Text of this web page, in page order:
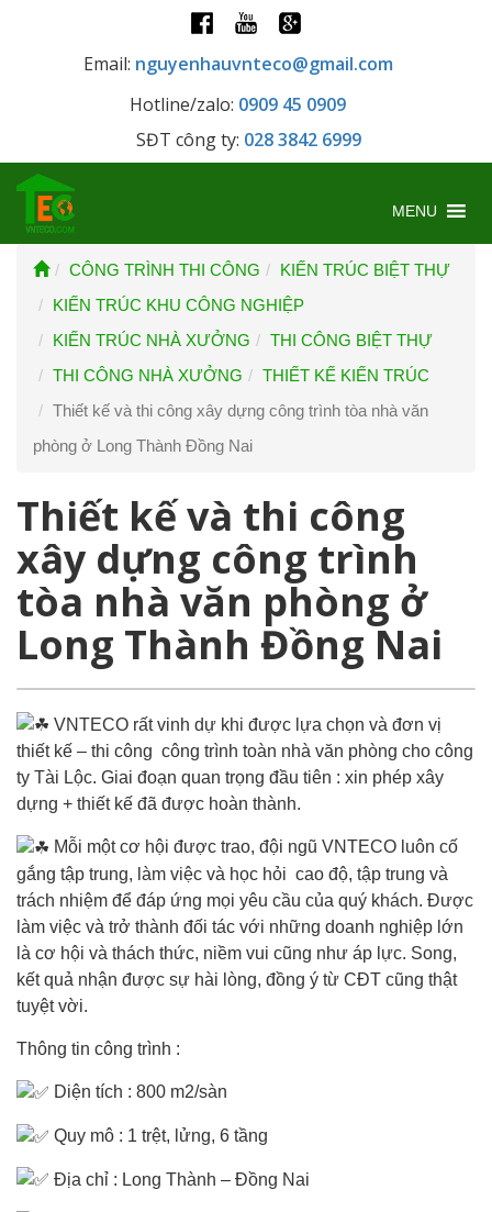
Email: nguyenhauvnteco@gmail.com
Hotline/zalo: 0909 45 0909
SĐT công ty: 028 3842 6999
MENU
CÔNG TRÌNH THI CÔNG
KIẾN TRÚC BIỆT THỰ
KIẾN TRÚC KHU CÔNG NGHIỆP
KIẾN TRÚC NHÀ XƯỞNG
THI CÔNG BIỆT THỰ
THI CÔNG NHÀ XƯỞNG
THIẾT KẾ KIẾN TRÚC
Thiết kế và thi công xây dựng công trình tòa nhà văn
phòng ở Long Thành Đồng Nai
Thiết kế và thi công
xây dựng công trình
tòa nhà văn phòng ở
Long Thành Đồng Nai
VNTECO rất vinh dự khi được lựa chọn và đơn vị
thiết kế – thi công công trình toàn nhà văn phòng cho công
ty Tài Lộc. Giai đoạn quan trọng đầu tiên : xin phép xây
dựng + thiết kế đã được hoàn thành.
Mỗi một cơ hội được trao, đội ngũ VNTECO luôn cố
gắng tập trung, làm việc và học hỏi cao độ, tập trung và
trách nhiệm để đáp ứng mọi yêu cầu của quý khách. Được
làm việc và trở thành đối tác với những doanh nghiệp lớn
là cơ hội và thách thức, niềm vui cũng như áp lực. Song,
kết quả nhận được sự hài lòng, đồng ý từ CĐT cũng thật
tuyệt vời.
Thông tin công trình :
Diện tích : 800 m2/sàn
Quy mô : 1 trệt, lửng, 6 tầng
Địa chỉ : Long Thành – Đồng Nai